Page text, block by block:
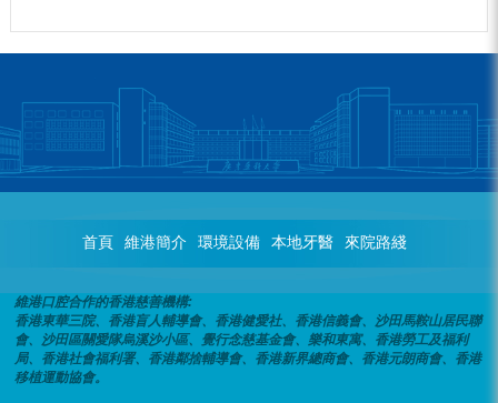
首頁 維港簡介 環境設備 本地牙醫 來院路綫
維港口腔合作的香港慈善機構:
香港東華三院、香港盲人輔導會、香港健愛社、香港信義會、沙田馬鞍山居民聯
會、沙田區關愛隊烏溪沙小區、覺行念慈基金會、樂和東寓、香港勞工及福利
局、香港社會福利署、香港鄰捨輔導會、香港新界總商會、香港元朗商會、香港
移植運動協會。